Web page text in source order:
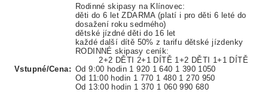
Vstupné/Cena:
Rodinné skipasy na Klínovec:
děti do 6 let ZDARMA (platí i pro děti 6 leté do
dosažení roku sedmého)
dětské jízdné děti do 16 let
každé další dítě 50% z tarifu dětské jízdenky
RODINNÉ skipasy ceník:
2+2 DĚTI 2+1 DÍTĚ 1+2 DĚTI 1+1 DÍTĚ
Od 9:00 hodin 1 920 1 640 1 390 1050
Od 11:00 hodin 1 770 1 480 1 270 950
Od 13:00 hodin 1 370 1 060 990 680